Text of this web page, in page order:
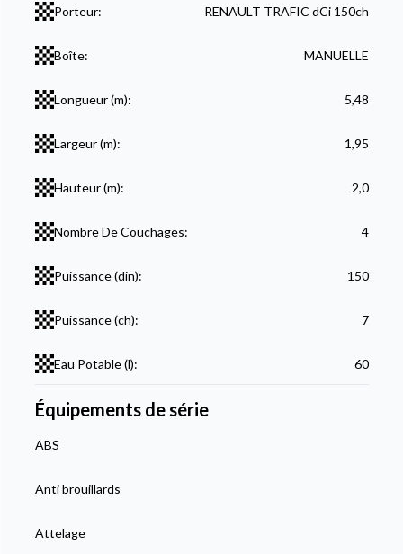
Porteur: RENAULT TRAFIC dCi 150ch
Boîte: MANUELLE
Longueur (m): 5,48
Largeur (m): 1,95
Hauteur (m): 2,0
Nombre De Couchages: 4
Puissance (din): 150
Puissance (ch): 7
Eau Potable (l): 60
Équipements de série
ABS
Anti brouillards
Attelage